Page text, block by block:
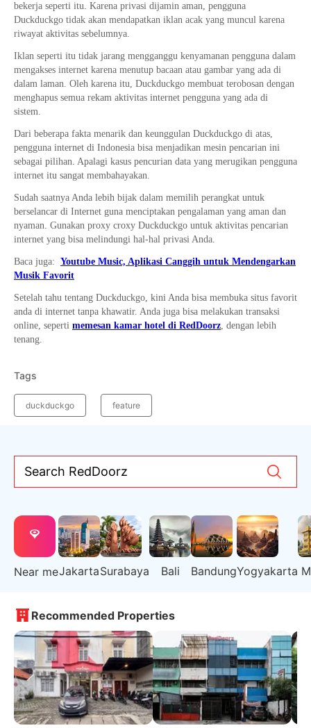
bekerja seperti itu. Karena privasi dijamin aman, pengguna
Duckduckgo tidak akan mendapatkan iklan acak yang muncul karena
riwayat aktivitas sebelumnya.
Iklan seperti itu tidak jarang mengganggu kenyamanan pengguna dalam
mengakses internet karena menutup bacaan atau gambar yang ada di
dalam laman. Oleh karena itu, Duckduckgo membuat terobosan dengan
menghapus semua rekam aktivitas internet pengguna yang ada di
sistem.
Dari beberapa fakta menarik dan keunggulan Duckduckgo di atas,
pengguna internet di Indonesia bisa menjadikan mesin pencarian ini
sebagai pilihan. Apalagi kasus pencurian data yang merugikan pengguna
internet itu sangat membahayakan.
Sudah saatnya Anda lebih bijak dalam memilih perangkat untuk
berselancar di Internet guna menciptakan pengalaman yang aman dan
nyaman. Gunakan proxy croxy Duckduckgo untuk aktivitas pencarian
internet yang bisa melindungi hal-hal privasi Anda.
Baca juga: Youtube Music, Aplikasi Canggih untuk Mendengarkan
Musik Favorit
Setelah tahu tentang Duckduckgo, kini Anda bisa membuka situs favorit
anda di internet tanpa khawatir. Anda juga bisa melakukan transaksi
online, seperti memesan kamar hotel di RedDoorz, dengan lebih
tenang.
Tags
duckduckgo feature
Search RedDoorz
Near meJakartaSurabaya Bali BandungYogyakarta
Recommended Properties